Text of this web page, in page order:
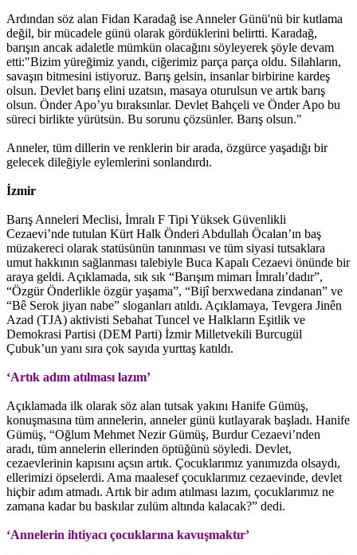
Ardından söz alan Fidan Karadağ ise Anneler Günü'nü bir kutlama
değil, bir mücadele günü olarak gördüklerini belirtti. Karadağ,
barışın ancak adaletle mümkün olacağını söyleyerek şöyle devam
etti:"Bizim yüreğimiz yandı, ciğerimiz parça parça oldu. Silahların,
savaşın bitmesini istiyoruz. Barış gelsin, insanlar birbirine kardeş
olsun. Devlet barış elini uzatsın, masaya oturulsun ve artık barış
olsun. Önder Apo’yu bıraksınlar. Devlet Bahçeli ve Önder Apo bu
süreci birlikte yürütsün. Bu sorunu çözsünler. Barış olsun."
Anneler, tüm dillerin ve renklerin bir arada, özgürce yaşadığı bir
gelecek dileğiyle eylemlerini sonlandırdı.
İzmir
Barış Anneleri Meclisi, İmralı F Tipi Yüksek Güvenlikli
Cezaevi’nde tutulan Kürt Halk Önderi Abdullah Öcalan’ın baş
müzakereci olarak statüsünün tanınması ve tüm siyasi tutsaklara
umut hakkının sağlanması talebiyle Buca Kapalı Cezaevi önünde bir
araya geldi. Açıklamada, sık sık “Barışım mimarı İmralı’dadır”,
“Özgür Önderlikle özgür yaşama”, “Bijî berxwedana zindanan” ve
“Bê Serok jiyan nabe” sloganları atıldı. Açıklamaya, Tevgera Jinên
Azad (TJA) aktivisti Sebahat Tuncel ve Halkların Eşitlik ve
Demokrasi Partisi (DEM Parti) İzmir Milletvekili Burcugül
Çubuk’un yanı sıra çok sayıda yurttaş katıldı.
‘Artık adım atılması lazım’
Açıklamada ilk olarak söz alan tutsak yakını Hanife Gümüş,
konuşmasına tüm annelerin, anneler günü kutlayarak başladı. Hanife
Gümüş, “Oğlum Mehmet Nezir Gümüş, Burdur Cezaevi’nden
aradı, tüm annelerin ellerinden öptüğünü söyledi. Devlet,
cezaevlerinin kapısını açsın artık. Çocuklarımız yanımızda olsaydı,
ellerimizi öpselerdi. Ama maalesef çocuklarımız cezaevinde, devlet
hiçbir adım atmadı. Artık bir adım atılması lazım, çocuklarımız ne
zamana kadar bu baskılar zulüm altında kalacak?” dedi.
‘Annelerin ihtiyacı çocuklarına kavuşmaktır’